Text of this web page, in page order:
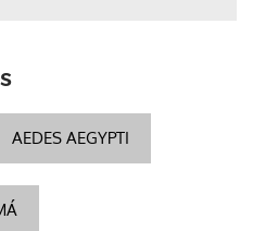
AEDES AEGYPTI